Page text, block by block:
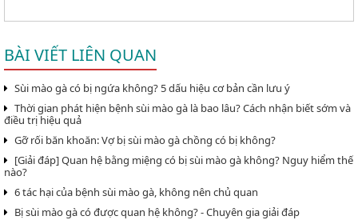
BÀI VIẾT LIÊN QUAN
Sùi mào gà có bị ngứa không? 5 dấu hiệu cơ bản cần lưu ý
Thời gian phát hiện bệnh sùi mào gà là bao lâu? Cách nhận biết sớm và
điều trị hiệu quả
Gỡ rối băn khoăn: Vợ bị sùi mào gà chồng có bị không?
[Giải đáp] Quan hệ bằng miệng có bị sùi mào gà không? Nguy hiểm thế
nào?
6 tác hại của bệnh sùi mào gà, không nên chủ quan
Bị sùi mào gà có được quan hệ không? - Chuyên gia giải đáp